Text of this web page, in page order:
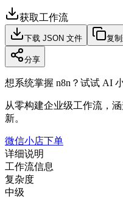
获取工作流
下载 JSON 文件 复
分享
想系统掌握 n8n？试试 AI
从零构建企业级工作流，
新。
微信小店下单
详细说明
工作流信息
复杂度
中级